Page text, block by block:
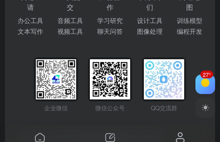
请
办公工具
文本写作
交
音频工具
视频工具
作
学习研究
聊天问答
们
设计工具
图像处理
图
训练模型
编程开发
企业微信 微信公众号 QQ交流群
Copyright © 2026 粤ICP备2024177666号
27°